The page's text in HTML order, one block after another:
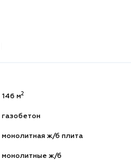
146 м2
газобетон
монолитная ж/б плита
монолитные ж/б